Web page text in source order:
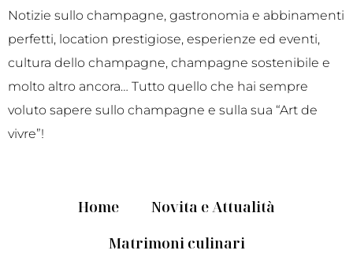
Notizie sullo champagne, gastronomia e abbinamenti
perfetti, location prestigiose, esperienze ed eventi,
cultura dello champagne, champagne sostenibile e
molto altro ancora… Tutto quello che hai sempre
voluto sapere sullo champagne e sulla sua “Art de
vivre”!
Home
Novita e Attualità
Matrimoni culinari